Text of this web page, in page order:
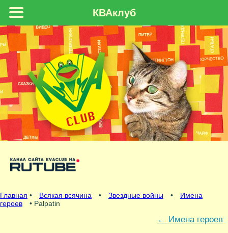
Главная • Всякая всячина • Звездные войны •
Имена
героев
• Palpatin
← Имена героев
КВАклуб